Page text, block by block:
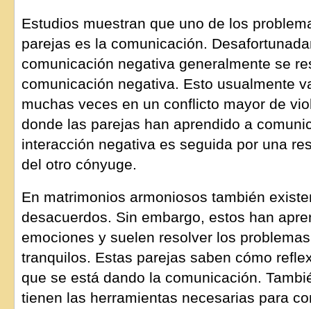
Estudios muestran que uno de los
parejas es la comunicación.
comunicación negativa generalmente se
comunicación negativa. Esto usualmente
muchas veces en un conflicto mayor de
donde las parejas han aprendido a
interacción negativa es seguida por una
del otro cónyuge.
En matrimonios armoniosos también
desacuerdos. Sin embargo, estos han
emociones y suelen resolver los
tranquilos. Estas parejas saben cómo
que se está dando la comunicación.
tienen las herramientas necesarias para